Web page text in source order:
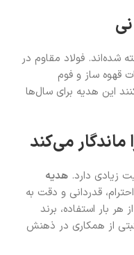
شده‌اند. فولاد مقاوم در
قهوه ساز و فوم
این هدیه برای سال‌ها
ماندگار می‌کند
زیادی دارد. هدیه
قدردانی و دقت به
بار استفاده، برند
از همکاری در ذهنش